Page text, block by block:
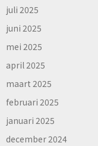
juli 2025
juni 2025
mei 2025
april 2025
maart 2025
februari 2025
januari 2025
december 2024